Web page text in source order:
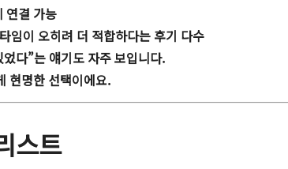
연결 가능
임이 오히려 더 적합하다는 후기 다수
다”는 얘기도 자주 보입니다.
현명한 선택이에요.
스트